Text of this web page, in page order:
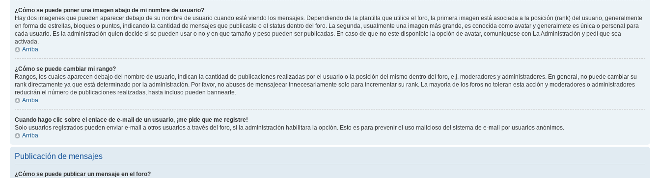
¿Cómo se puede poner una imagen abajo de mi nombre de usuario?
Hay dos imagenes que pueden aparecer debajo de su nombre de usuario cuando esté viendo los mensajes. Dependiendo de la plantilla que utilice el foro, la primera imagen está asociada a la posición (rank) del usuario, generalmente
en forma de estrellas, bloques o puntos, indicando la cantidad de mensajes que publicaste o el status dentro del foro. La segunda, usualmente una imagen más grande, es conocida como avatar y generalmete es única o personal para
cada usuario. Es la administración quien decide si se pueden usar o no y en que tamaño y peso pueden ser publicadas. En caso de que no este disponible la opción de avatar, comuniquese con La Administración y pedí que sea
activada.
Arriba
¿Cómo se puede cambiar mi rango?
Rangos, los cuales aparecen debajo del nombre de usuario, indican la cantidad de publicaciones realizadas por el usuario o la posición del mismo dentro del foro, e.j. moderadores y administradores. En general, no puede cambiar su
rank directamente ya que está determinado por la administración. Por favor, no abuses de mensajeear innecesariamente solo para incrementar su rank. La mayoría de los foros no toleran esta acción y moderadores o administradores
reducirán el número de publicaciones realizadas, hasta incluso pueden bannearte.
Arriba
Cuando hago clic sobre el enlace de e-mail de un usuario, ¡me pide que me registre!
Solo usuarios registrados pueden enviar e-mail a otros usuarios a través del foro, si la administración habilitara la opción. Esto es para prevenir el uso malicioso del sistema de e-mail por usuarios anónimos.
Arriba
Publicación de mensajes
¿Cómo se puede publicar un mensaje en el foro?